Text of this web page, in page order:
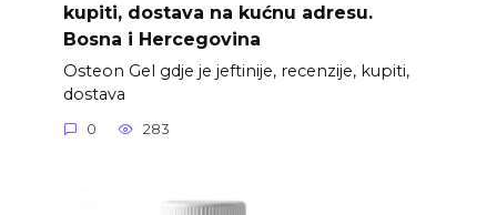
kupiti, dostava na kućnu adresu.
Bosna i Hercegovina
Osteon Gel gdje je jeftinije, recenzije, kupiti,
dostava
0 283